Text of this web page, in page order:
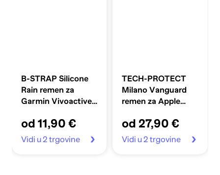
B-STRAP Silicone
Rain remen za
Garmin Vivoactive
od 11,90 €
Vidi u 2 trgovine
TECH-PROTECT
Milano Vanguard
remen za Apple
44/45/46/49 mm,
titanium
od 27,90 €
Vidi u 2 trgovine